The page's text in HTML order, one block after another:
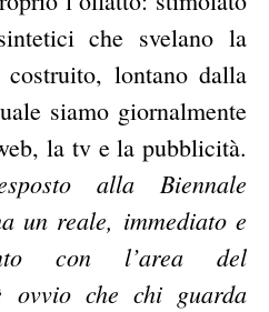
che svelano la
lontano dalla
siamo giornalmente
la tv e la pubblicità.
alla Biennale
un reale, immediato e
con l’area del
ovvio che chi guarda